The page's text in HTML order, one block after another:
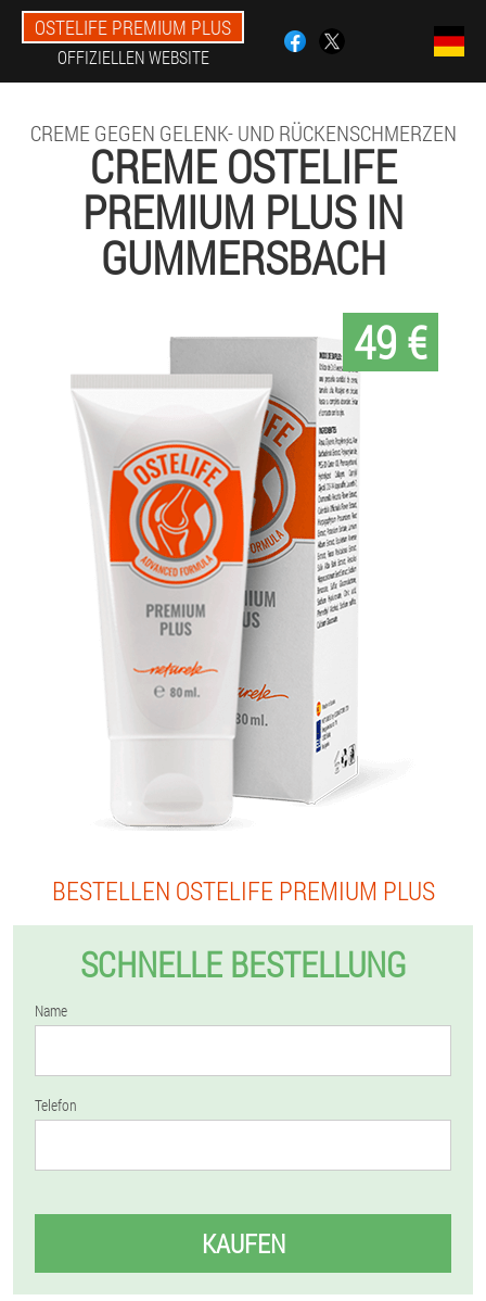
OSTELIFE PREMIUM PLUS
OFFIZIELLEN WEBSITE
CREME GEGEN GELENK- UND RÜCKENSCHMERZEN
CREME OSTELIFE
PREMIUM PLUS IN
GUMMERSBACH
49 €
BESTELLEN OSTELIFE PREMIUM PLUS
SCHNELLE BESTELLUNG
Name
Telefon
KAUFEN